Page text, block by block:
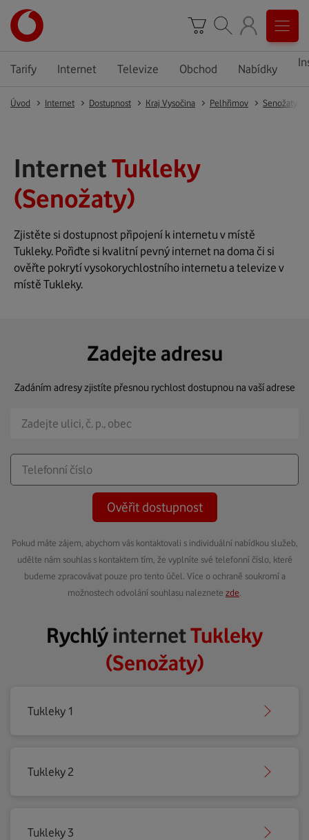
Tarify Internet Televize Obchod Nabídky
Úvod Internet Dostupnost Kraj Vysočina Pelhřimov Senožaty
InternetTukleky
(Senožaty)
Zjistěte si dostupnost připojení k internetu v místě
Tukleky. Pořiďte si kvalitní pevný internet na doma či si
ověřte pokrytí vysokorychlostního internetu a televize v
místě Tukleky.
Zadejte adresu
Zadáním adresy zjistíte přesnou rychlost dostupnou na vaší adrese
Ověřit dostupnost
Pokud máte zájem, abychom vás kontaktovali s individuální nabídkou služeb,
udělte nám souhlas s kontaktem tím, že vyplníte své telefonní číslo, které
budeme zpracovávat pouze pro tento účel. Více o ochraně soukromí a
možnostech odvolání souhlasu naleznete zde
RychlýinternetTukleky
(Senožaty)
Tukleky 1
Tukleky 2
Tukleky 3